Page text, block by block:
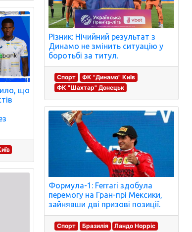
що
Різник: Нічийний результат з
Динамо не змінить ситуацію у
боротьбі за титул.
Спорт
ФК "Динамо" Київ
ФК "Шахтар" Донецьк
Формула-1: Ferrari здобула
перемогу на Гран-прі Мексики,
зайнявши дві призові позиції.
Спорт Бразилія Ландо Норріс